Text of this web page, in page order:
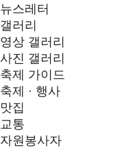
뉴스레터
갤러리
영상 갤러리
사진 갤러리
축제 가이드
축제 · 행사
맛집
교통
자원봉사자